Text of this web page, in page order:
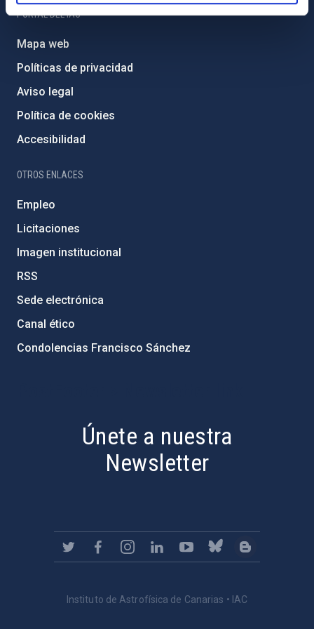
PORTAL DEL IAC
Mapa web
Políticas de privacidad
Aviso legal
Política de cookies
Accesibilidad
OTROS ENLACES
Empleo
Licitaciones
Imagen institucional
RSS
Sede electrónica
Canal ético
Condolencias Francisco Sánchez
Únete a nuestra
Newsletter
Instituto de Astrofísica de Canarias • IAC